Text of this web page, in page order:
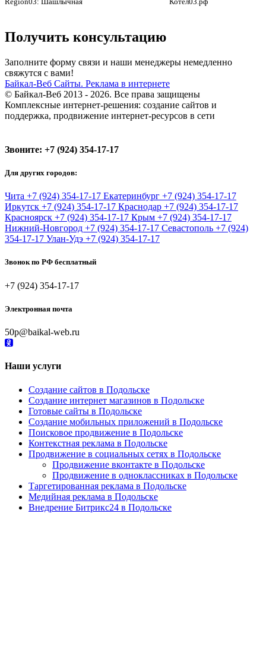
Получить консультацию
Заполните форму связи и наши менеджеры немедленно
свяжутся с вами!
Байкал-Веб Сайты. Реклама в интернете
© Байкал-Веб 2013 - 2026. Все права защищены
Комплексные интернет-решения: создание сайтов и
поддержка, продвижение интернет-ресурсов в сети
Звоните: +7 (924) 354-17-17
Для других городов:
Чита +7 (924) 354-17-17 Екатеринбург +7 (924) 354-17-17
Иркутск +7 (924) 354-17-17 Краснодар +7 (924) 354-17-17
Красноярск +7 (924) 354-17-17 Крым +7 (924) 354-17-17
Нижний-Новгород +7 (924) 354-17-17 Севастополь +7 (924)
354-17-17 Улан-Удэ +7 (924) 354-17-17
Звонок по РФ бесплатный
+7 (924) 354-17-17
Электронная почта
50p@baikal-web.ru
Наши услуги
Создание сайтов в Подольске
Создание интернет магазинов в Подольске
Готовые сайты в Подольске
Создание мобильных приложений в Подольске
Поисковое продвижение в Подольске
Контекстная реклама в Подольске
Продвижение в социальных сетях в Подольске
Продвижение вконтакте в Подольске
Продвижение в одноклассниках в Подольске
Таргетированная реклама в Подольске
Медийная реклама в Подольске
Внедрение Битрикс24 в Подольске